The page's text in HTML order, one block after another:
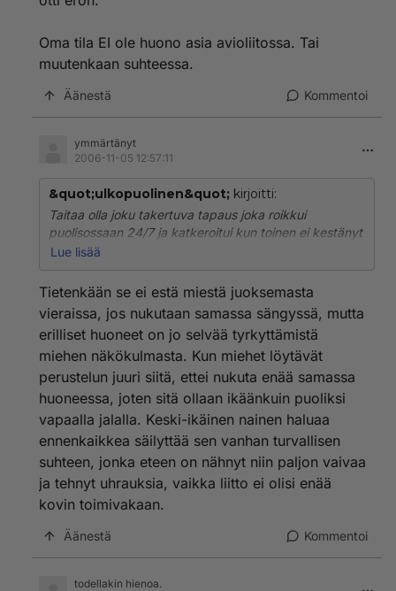
Oma tila EI ole huono asia avioliitossa. Tai
muutenkaan suhteessa.
Äänestä Kommentoi
ymmärtänyt
2006-11-05 12:57:11
&quot;ulkopuolinen&quot; kirjoitti:
Taitaa olla joku takertuva tapaus joka roikkui
puolisossaan 24/7 ja katkeroitui kun toinen ei kestänyt
enää jatkuvaa kyljessä nyhjäämistä ja otti eron.
Oma tila EI ole huono asia avioliitossa. Tai muutenkaan
Lue lisää
Tietenkään se ei estä miestä juoksemasta
vieraissa, jos nukutaan samassa sängyssä, mutta
erilliset huoneet on jo selvää tyrkyttämistä
miehen näkökulmasta. Kun miehet löytävät
perustelun juuri siitä, ettei nukuta enää samassa
huoneessa, joten sitä ollaan ikäänkuin puoliksi
vapaalla jalalla. Keski-ikäinen nainen haluaa
ennenkaikkea säilyttää sen vanhan turvallisen
suhteen, jonka eteen on nähnyt niin paljon vaivaa
ja tehnyt uhrauksia, vaikka liitto ei olisi enää
kovin toimivakaan.
Äänestä Kommentoi
todellakin hienoa.